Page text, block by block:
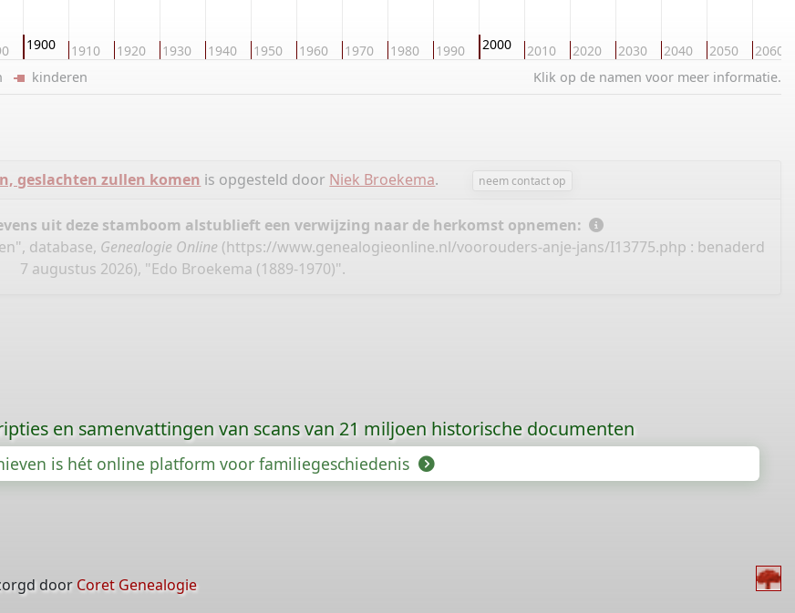
1900 1910 1920 1930 1940 1950 1960 1970 1980 1990 2000 2010 2020 2030 2040 2050 2060
Klik op de namen voor meer informatie.
kinderen
geslachten zullen komen is opgesteld door Niek Broekema. neem contact op
uit deze stamboom alstublieft een verwijzing naar de herkomst opnemen:
database, Genealogie Online (https://www.genealogieonline.nl/voorouders-anje-jans/I13775.php : benaderd
7 augustus 2026), "Edo Broekema (1889-1970)".
en samenvattingen van scans van 21 miljoen historische documenten
is hét online platform voor familiegeschiedenis
door Coret Genealogie